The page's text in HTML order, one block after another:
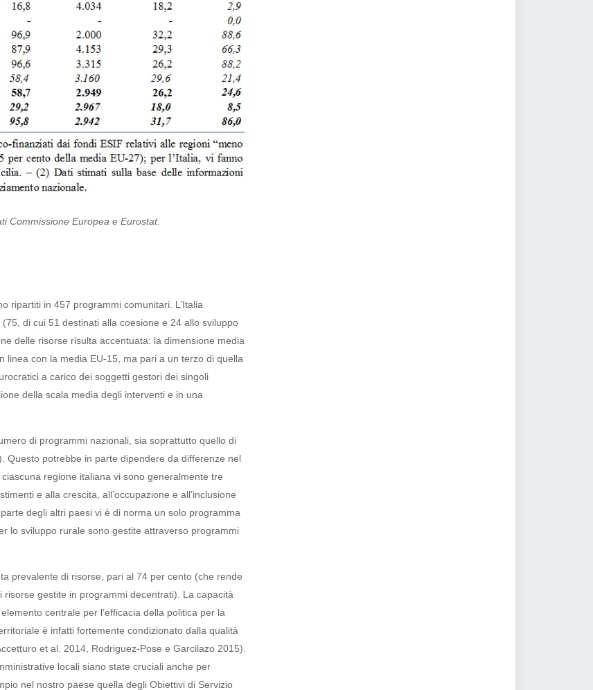
Commissione Europea e Eurostat.
ripartiti in 457 programmi comunitari. L’Italia
di cui 51 destinati alla coesione e 24 allo sviluppo
delle risorse risulta accentuata: la dimensione media
con la media EU-15, ma pari a un terzo di quella
a carico dei soggetti gestori dei singoli
della scala media degli interventi e in una
di programmi nazionali, sia soprattutto quello di
Questo potrebbe in parte dipendere da differenze nel
regione italiana vi sono generalmente tre
e alla crescita, all’occupazione e all’inclusione
degli altri paesi vi è di norma un solo programma
lo sviluppo rurale sono gestite attraverso programmi
prevalente di risorse, pari al 74 per cento (che rende
risorse gestite in programmi decentrati). La capacità
centrale per l’efficacia della politica per la
è infatti fortemente condizionato dalla qualità
et al. 2014, Rodriguez-Pose e Garcilazo 2015).
locali siano state cruciali anche per
nel nostro paese quella degli Obiettivi di Servizio